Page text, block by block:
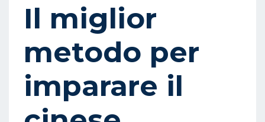
Il miglior
metodo per
imparare il